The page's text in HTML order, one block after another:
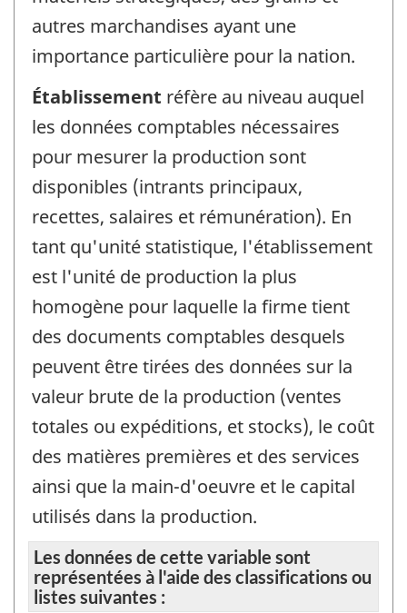
autres marchandises ayant une
importance particulière pour la nation.
Établissement réfère au niveau auquel
les données comptables nécessaires
pour mesurer la production sont
disponibles (intrants principaux,
recettes, salaires et rémunération). En
tant qu'unité statistique, l'établissement
est l'unité de production la plus
homogène pour laquelle la firme tient
des documents comptables desquels
peuvent être tirées des données sur la
valeur brute de la production (ventes
totales ou expéditions, et stocks), le coût
des matières premières et des services
ainsi que la main-d'oeuvre et le capital
utilisés dans la production.
Les données de cette variable sont
représentées à l'aide des classifications ou
listes suivantes :